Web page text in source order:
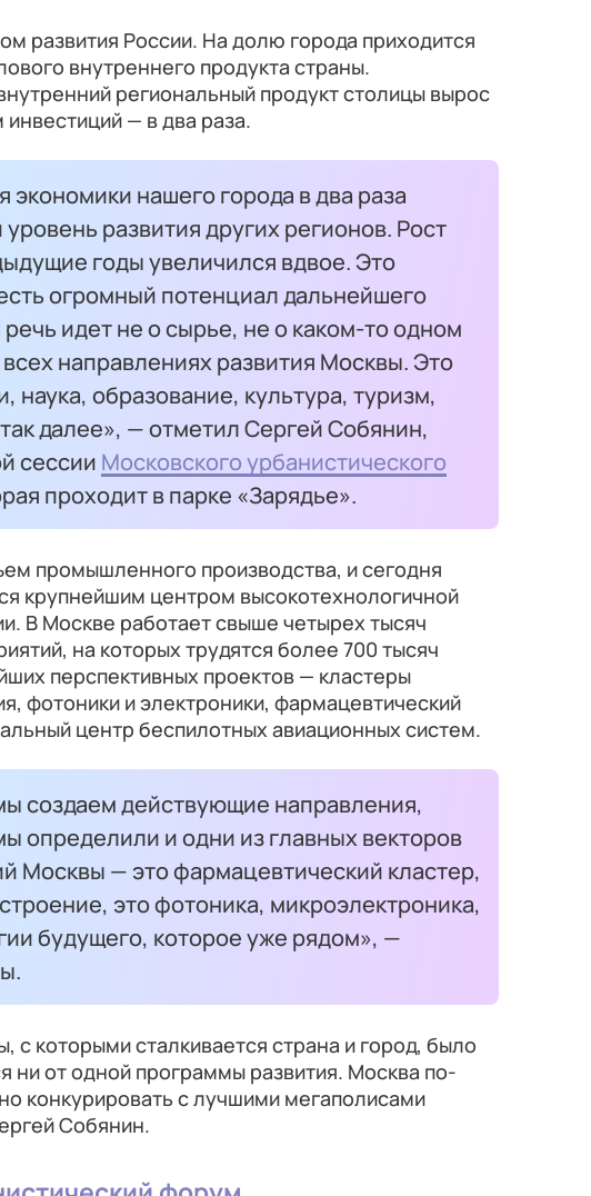
развития России. На долю города приходится
внутреннего продукта страны.
региональный продукт столицы вырос
— в два раза.
экономики нашего города в два раза
развития других регионов. Рост
годы увеличился вдвое. Это
огромный потенциал дальнейшего
идет не о сырье, не о каком-то одном
направлениях развития Москвы. Это
наука, образование, культура, туризм,
далее», — отметил Сергей Собянин,
сессии Московского урбанистического
проходит в парке «Зарядье».
промышленного производства, и сегодня
крупнейшим центром высокотехнологичной
В Москве работает свыше четырех тысяч
на которых трудятся более 700 тысяч
перспективных проектов — кластеры
фотоники и электроники, фармацевтический
центр беспилотных авиационных систем.
создаем действующие направления,
определили и одни из главных векторов
Москвы — это фармацевтический кластер,
это фотоника, микроэлектроника,
будущего, которое уже рядом», —
с которыми сталкивается страна и город, было
ни от одной программы развития. Москва по-
конкурировать с лучшими мегаполисами
Собянин.